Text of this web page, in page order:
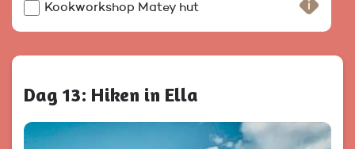
Kookworkshop Matey hut
Dag 13: Hiken in Ella